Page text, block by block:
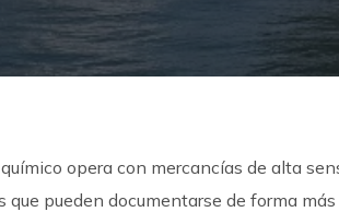
opera con mercancías de alta
que pueden documentarse de forma